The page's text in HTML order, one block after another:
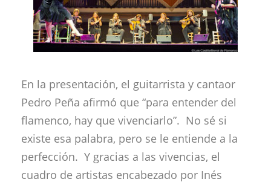
En la presentación, el guitarrista y cantaor
Pedro Peña afirmó que “para entender del
flamenco, hay que vivenciarlo”. No sé si
existe esa palabra, pero se le entiende a la
perfección. Y gracias a las vivencias, el
cuadro de artistas encabezado por Inés